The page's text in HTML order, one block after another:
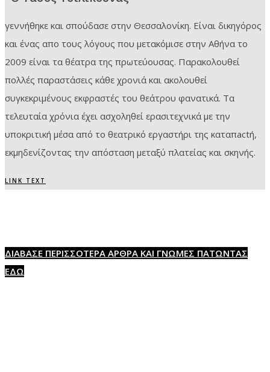
γεννήθηκε και σπούδασε στην Θεσσαλονίκη. Είναι δικηγόρος
και ένας απο τους λόγους που μετακόμισε στην Αθήνα το
2009 είναι τα θέατρα της πρωτεύουσας. Παρακολουθεί
πολλές παραστάσεις κάθε χρονιά και ακολουθεί
συγκεκριμένους εκφραστές του θεάτρου φανατικά. Τα
τελευταία χρόνια έχει ασχοληθεί ερασιτεχνικά με την
υποκριτική μέσα από το θεατρικό εργαστήρι της καταπactή,
εκμηδενίζοντας την απόσταση μεταξύ πλατείας και σκηνής.
LINK TEXT
ΔΙΑΒΑΣΕ ΠΕΡΙΣΣΟΤΕΡΑ ΑΡΘΡΑ ΚΑΙ ΓΝΩΜΕΣ ΠΑΤΩΝΤΑΣ
ΕΔΩ